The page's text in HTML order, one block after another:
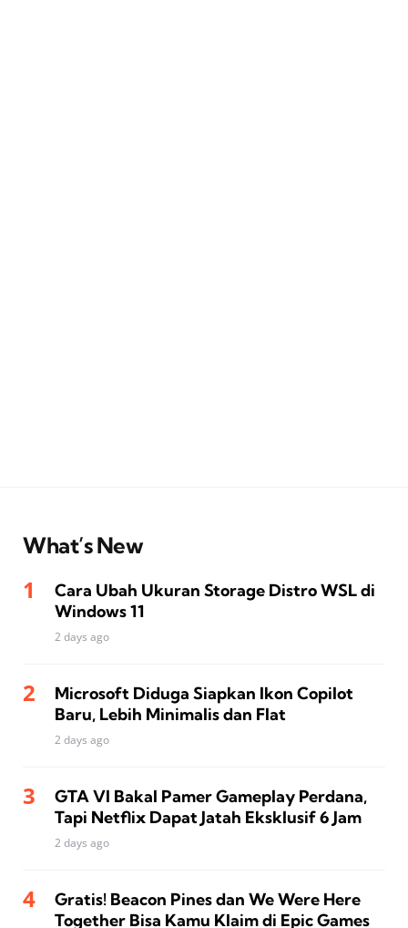
What’s New
Cara Ubah Ukuran Storage Distro WSL di
Windows 11
2 days ago
Microsoft Diduga Siapkan Ikon Copilot
Baru, Lebih Minimalis dan Flat
2 days ago
GTA VI Bakal Pamer Gameplay Perdana,
Tapi Netflix Dapat Jatah Eksklusif 6 Jam
2 days ago
Gratis! Beacon Pines dan We Were Here
Together Bisa Kamu Klaim di Epic Games